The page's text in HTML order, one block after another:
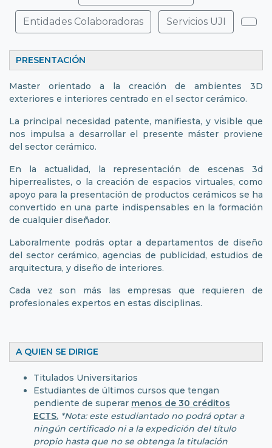
Entidades Colaboradoras Servicios UJI
PRESENTACIÓN
Master orientado a la creación de ambientes 3D
exteriores e interiores centrado en el sector cerámico.
La principal necesidad patente, manifiesta, y visible que
nos impulsa a desarrollar el presente máster proviene
del sector cerámico.
En la actualidad, la representación de escenas 3d
hiperrealistes, o la creación de espacios virtuales, como
apoyo para la presentación de productos cerámicos se ha
convertido en una parte indispensables en la formación
de cualquier diseñador.
Laboralmente podrás optar a departamentos de diseño
del sector cerámico, agencias de publicidad, estudios de
arquitectura, y diseño de interiores.
Cada vez son más las empresas que requieren de
profesionales expertos en estas disciplinas.
A QUIEN SE DIRIGE
Titulados Universitarios
Estudiantes de últimos cursos que tengan
pendiente de superar menos de 30 créditos
ECTS. *Nota: este estudiantado no podrá optar a
ningún certificado ni a la expedición del título
propio hasta que no se obtenga la titulación